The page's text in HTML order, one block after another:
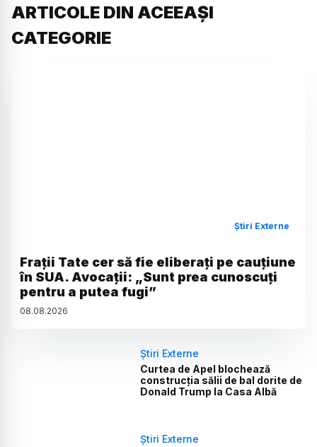
ARTICOLE DIN ACEEAȘI
CATEGORIE
Știri Externe
Frații Tate cer să fie eliberați pe cauțiune
în SUA. Avocații: „Sunt prea cunoscuți
pentru a putea fugi”
08.08.2026
Știri Externe
Curtea de Apel blochează
construcția sălii de bal dorite de
Donald Trump la Casa Albă
Știri Externe